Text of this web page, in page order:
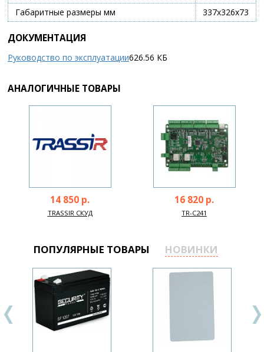
Габаритные размеры мм
337х326х73
ДОКУМЕНТАЦИЯ
Руководство по эксплуатации626.56 КБ
АНАЛОГИЧНЫЕ ТОВАРЫ
14 850 р.
TRASSIR СКУД
16 820 р.
TR-C241
ПОПУЛЯРНЫЕ ТОВАРЫ НОВИНКИ